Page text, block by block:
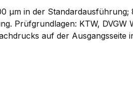
μm in der
Prüfgrundlagen: KTW, DVGW
auf der Ausgangsseite